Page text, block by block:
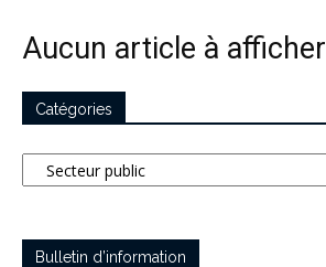
Aucun article à afficher
Catégories
Catégories
Bulletin d’information